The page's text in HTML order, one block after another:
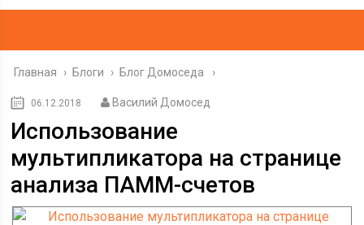
Главная › Блоги › Блог Домоседа
06.12.2018 Василий Домосед
Использование
мультипликатора на странице
анализа ПАММ-счетов